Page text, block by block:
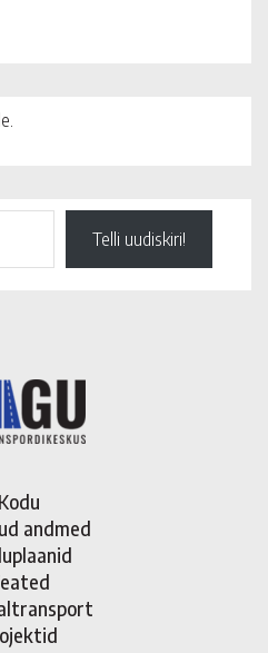
Telli uudiskiri!
Kodu
andmed